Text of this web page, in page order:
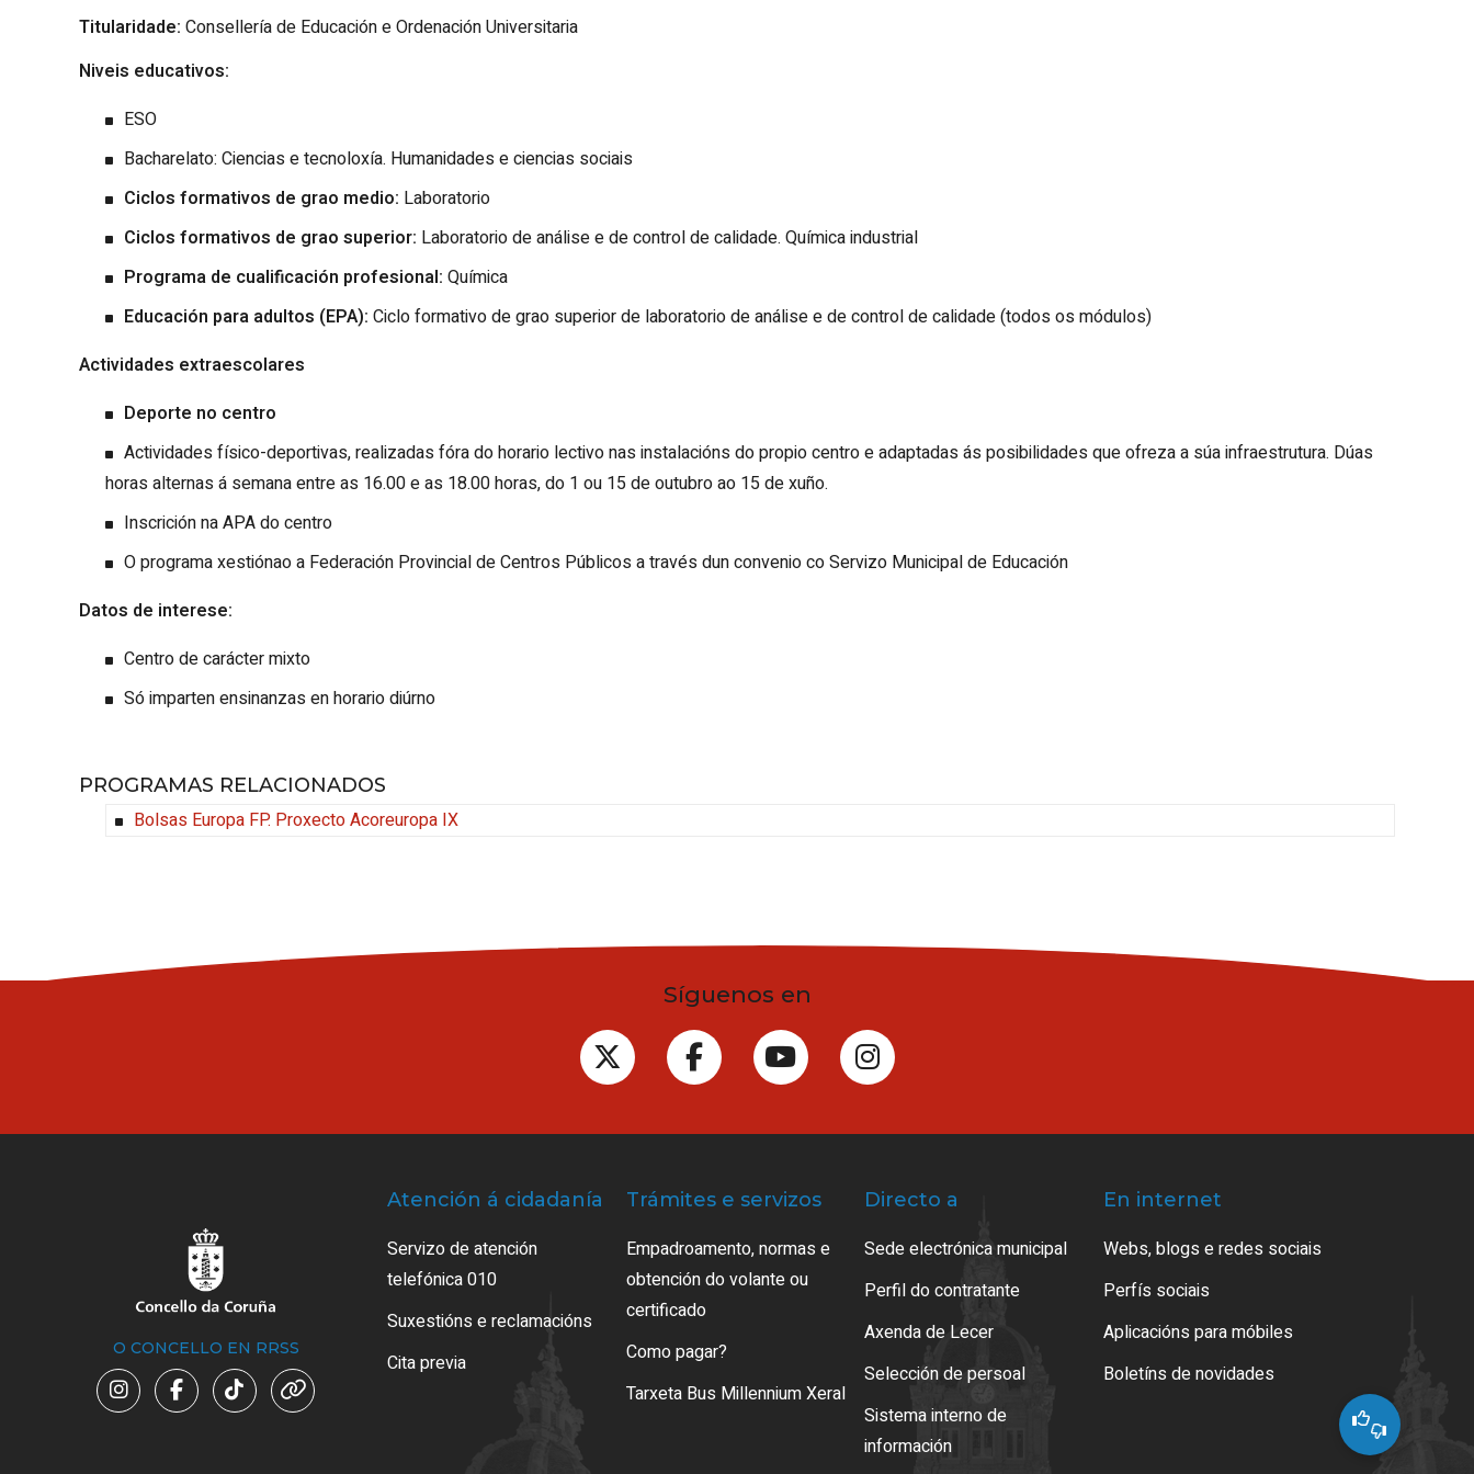
Titularidade: Consellería de Educación e Ordenación Universitaria
Niveis educativos:
ESO
Bacharelato: Ciencias e tecnoloxía. Humanidades e ciencias sociais
Ciclos formativos de grao medio: Laboratorio
Ciclos formativos de grao superior: Laboratorio de análise e de control de calidade. Química industrial
Programa de cualificación profesional: Química
Educación para adultos (EPA): Ciclo formativo de grao superior de laboratorio de análise e de control de calidade (todos os módulos)
Actividades extraescolares
Deporte no centro
Actividades físico-deportivas, realizadas fóra do horario lectivo nas instalacións do propio centro e adaptadas ás posibilidades que ofreza a súa infraestrutura. Dúas
horas alternas á semana entre as 16.00 e as 18.00 horas, do 1 ou 15 de outubro ao 15 de xuño.
Inscrición na APA do centro
O programa xestiónao a Federación Provincial de Centros Públicos a través dun convenio co Servizo Municipal de Educación
Datos de interese:
Centro de carácter mixto
Só imparten ensinanzas en horario diúrno
PROGRAMAS RELACIONADOS
Bolsas Europa FP. Proxecto Acoreuropa IX
Síguenos en
O CONCELLO EN RRSS
Atención á cidadanía
Servizo de atención
telefónica 010
Suxestións e reclamacións
Cita previa
Trámites e servizos
Empadroamento, normas e
obtención do volante ou
certificado
Como pagar?
Tarxeta Bus Millennium Xeral
Directo a
Sede electrónica municipal
Perfil do contratante
Axenda de Lecer
Selección de persoal
Sistema interno de
información
En internet
Webs, blogs e redes sociais
Perfís sociais
Aplicacións para móbiles
Boletíns de novidades